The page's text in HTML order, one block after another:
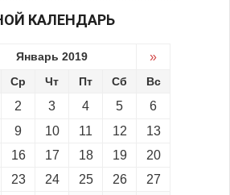
КАЛЕНДАРЬ
Январь 2019 »
Ср Чт Пт Сб Вс
2 3 4 5
6
9 10 11 12
13
16 17 18 19
20
23 24 25 26
27